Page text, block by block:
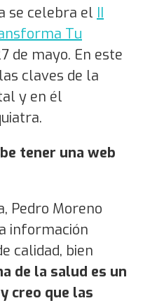
se celebra el II
Tu
de mayo. En este
claves de la
y en él
tener una web
Pedro Moreno
información
calidad, bien
de la salud es un
creo que las